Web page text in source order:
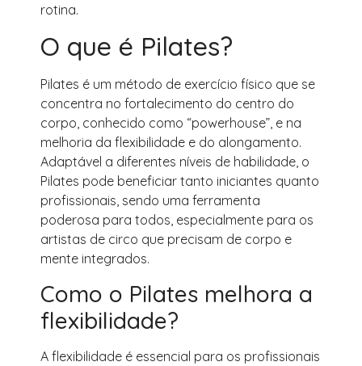
rotina.
O que é Pilates?
Pilates é um método de exercício físico que se
concentra no fortalecimento do centro do
corpo, conhecido como “powerhouse”, e na
melhoria da flexibilidade e do alongamento.
Adaptável a diferentes níveis de habilidade, o
Pilates pode beneficiar tanto iniciantes quanto
profissionais, sendo uma ferramenta
poderosa para todos, especialmente para os
artistas de circo que precisam de corpo e
mente integrados.
Como o Pilates melhora a
flexibilidade?
A flexibilidade é essencial para os profissionais